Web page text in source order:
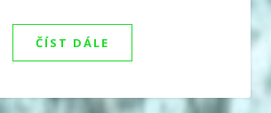
ČÍST DÁLE